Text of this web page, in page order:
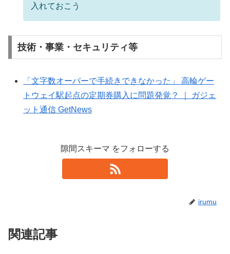
入れておこう
技術・事業・セキュリティ等
「文字数オーバーで手続きできなかった」 高輪ゲー
トウェイ駅起点の定期券購入に問題発覚？ ｜ ガジェ
ット通信 GetNews
隙間スキーマ をフォローする
irumu
関連記事